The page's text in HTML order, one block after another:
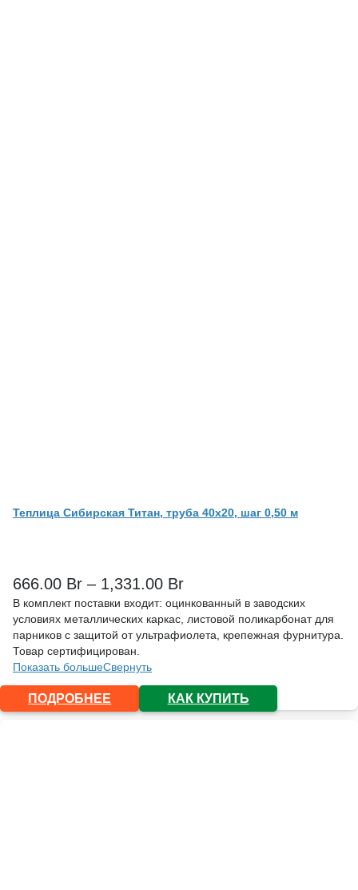
Теплица Сибирская Титан, труба 40х20, шаг 0,50 м
666.00 Br – 1,331.00 Br
В комплект поставки входит: оцинкованный в заводских
условиях металлических каркас, листовой поликарбонат для
парников с защитой от ультрафиолета, крепежная фурнитура.
Товар сертифицирован.
Показать большеСвернуть
ПОДРОБНЕЕ КАК КУПИТЬ